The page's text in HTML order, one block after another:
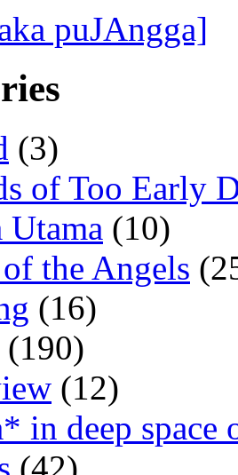
puJAngga]
(3)
of Too Early
Utama (10)
the Angels
(16)
(190)
(12)
in deep space